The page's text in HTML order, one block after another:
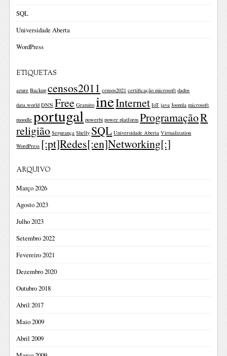
SQL
Universidade Aberta
WordPress
ETIQUETAS
azure Backup censos2011 censos2021 certificação microsoft dados
data.world DNN Free Gratuito ineInternet IoT java Joomla microsoft
moodle portugal powerbi power platform ProgramaçãoR
religião Segurança Shelly SQL Universidade Aberta Virtualization
WordPress [:pt]Redes[:en]Networking[:]
ARQUIVO
Março 2026
Agosto 2023
Julho 2023
Setembro 2022
Fevereiro 2021
Dezembro 2020
Outubro 2018
Abril 2017
Maio 2009
Abril 2009